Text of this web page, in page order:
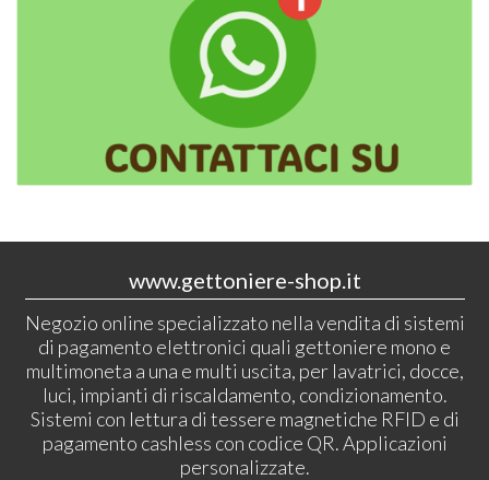
www.gettoniere-shop.it
Negozio online specializzato nella vendita di sistemi
di pagamento elettronici quali gettoniere mono e
multimoneta a una e multi uscita, per lavatrici, docce,
luci, impianti di riscaldamento, condizionamento.
Sistemi con lettura di tessere magnetiche RFID e di
pagamento cashless con codice QR. Applicazioni
personalizzate.